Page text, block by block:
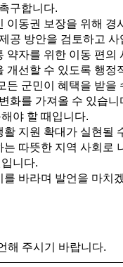
구합니다.
동권 보장을 위해
공 방안을 검토하고
자를 위한 이동 편
선할 수 있도록 행정
든 군민이 혜택을 받을
화를 가져올 수 있습니
야 할 때입니다.
지원 확대가 실현
따뜻한 지역 사회
니다.
바라며 발언을 마치
해 주시기 바랍니다.